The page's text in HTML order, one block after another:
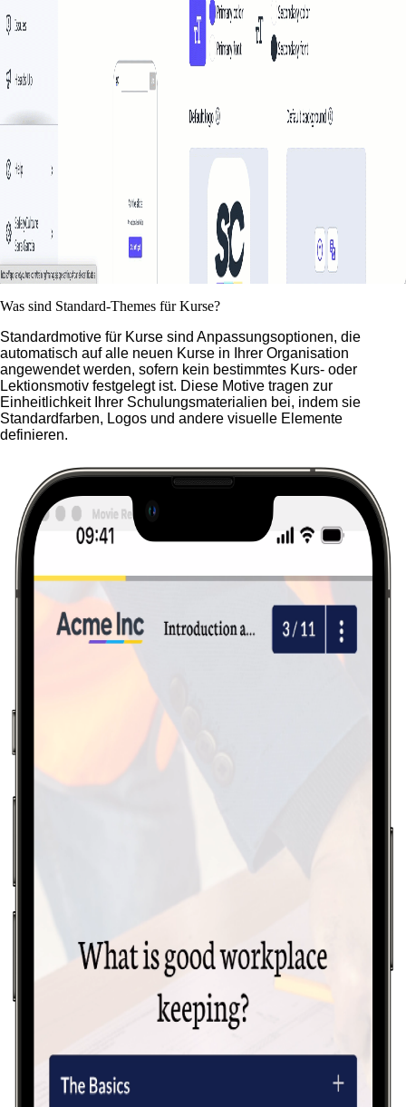
Was sind Standard-Themes für Kurse?
Standardmotive für Kurse sind Anpassungsoptionen, die
automatisch auf alle neuen Kurse in Ihrer Organisation
angewendet werden, sofern kein bestimmtes Kurs- oder
Lektionsmotiv festgelegt ist. Diese Motive tragen zur
Einheitlichkeit Ihrer Schulungsmaterialien bei, indem sie
Standardfarben, Logos und andere visuelle Elemente
definieren.